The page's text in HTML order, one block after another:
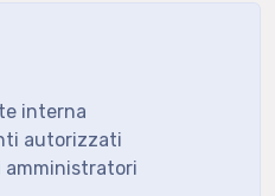
interna
autorizzati
amministratori